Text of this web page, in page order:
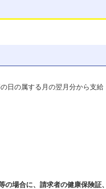
日の属する月の翌月分から支給
場合に、請求者の健康保険証、